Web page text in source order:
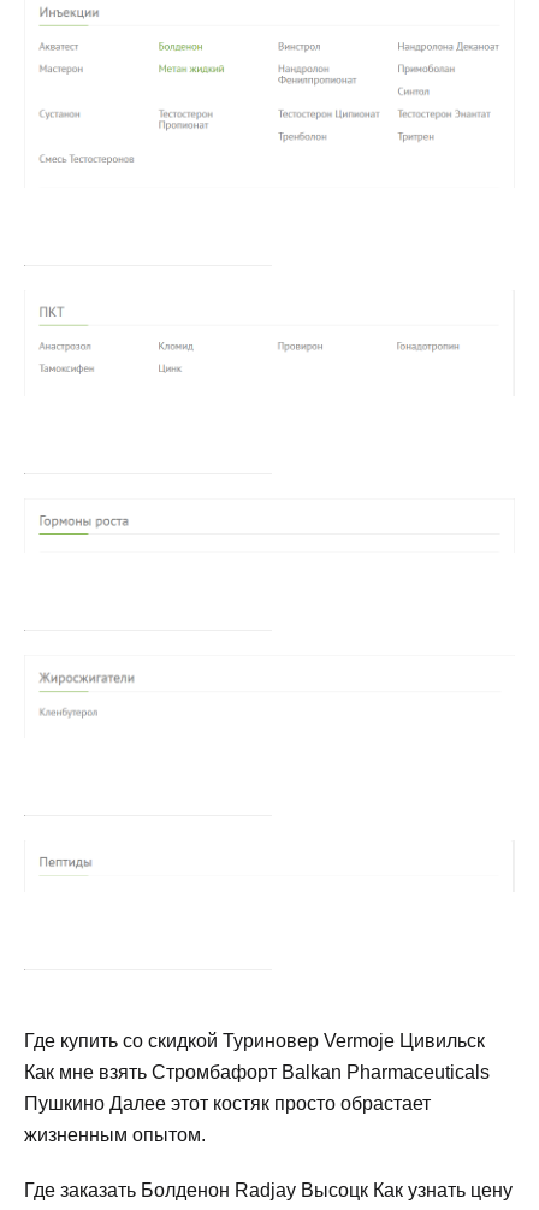
Где купить со скидкой Туриновер Vermoje Цивильск
Как мне взять Стромбафорт Balkan Pharmaceuticals
Пушкино Далее этот костяк просто обрастает
жизненным опытом.
Где заказать Болденон Radjay Высоцк Как узнать цену